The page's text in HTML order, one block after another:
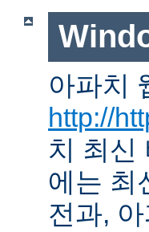
아파치
http://
치 최신
에는 최
전과,